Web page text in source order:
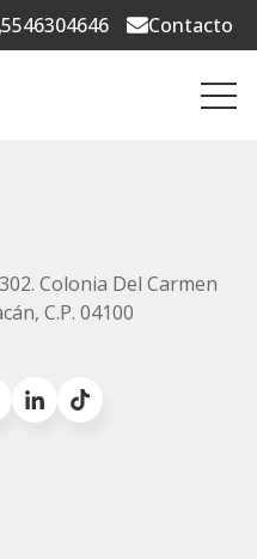
5546304646 Contacto
Colonia Del Carmen
C.P. 04100